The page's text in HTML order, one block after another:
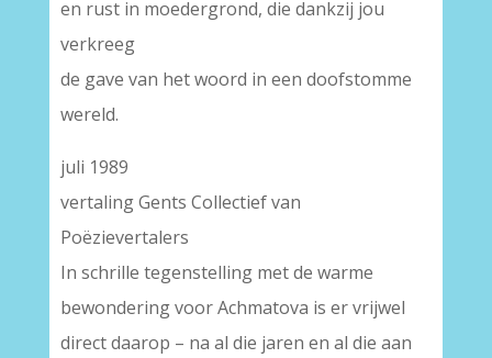
en rust in moedergrond, die dankzij jou
verkreeg
de gave van het woord in een doofstomme
wereld.
juli 1989
vertaling Gents Collectief van
Poëzievertalers
In schrille tegenstelling met de warme
bewondering voor Achmatova is er vrijwel
direct daarop – na al die jaren en al die aan